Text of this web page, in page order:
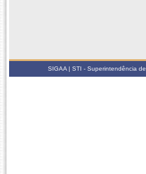
SIGAA | STI - Superintendência